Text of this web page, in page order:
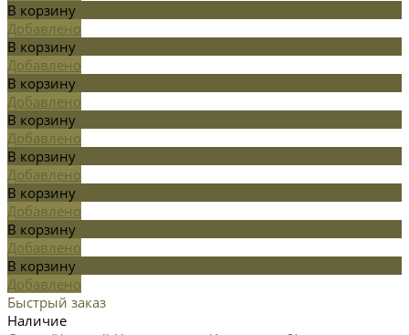
В корзину
Добавлено
В корзину
Добавлено
В корзину
Добавлено
В корзину
Добавлено
В корзину
Добавлено
В корзину
Добавлено
В корзину
Добавлено
В корзину
Добавлено
Быстрый заказ
Наличие